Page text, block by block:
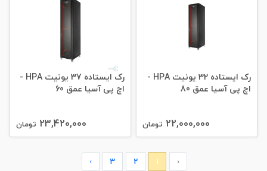
رک ایستاده 32 یونیت HPA -
اچ پی آسیا عمق 80
22,000,000 تومان
رک ایستاده 37 یونیت HPA -
اچ پی آسیا عمق 60
23,420,000 تومان
‹
1
2
3
›